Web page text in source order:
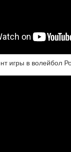
игры в волейбол